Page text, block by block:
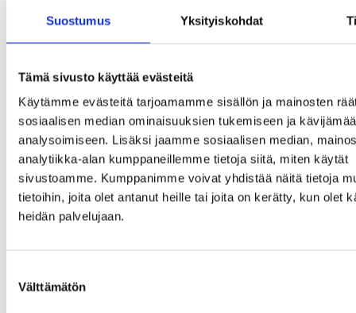
Suostumus Yksityiskohdat
Tämä sivusto käyttää evästeitä
Käytämme evästeitä tarjoamamme sisällön ja mainosten
sosiaalisen median ominaisuuksien tukemiseen ja
analysoimiseen. Lisäksi jaamme sosiaalisen median,
analytiikka-alan kumppaneillemme tietoja siitä, miten käytät
sivustoamme. Kumppanimme voivat yhdistää näitä tietoja
tietoihin, joita olet antanut heille tai joita on kerätty, kun olet
heidän palvelujaan.
valinta
Välttämätön
HITSAUSVARUSTEET
Hitsaushanskat ja käsineet
Hitsausmaskit
Raitisilma hitsausmaskit ja -puhaltimet
Palosuojatut työvaatteet
Suojaimet
Hitsausmaskit raitisilmapuhaltimella
Hitsausmaskien varaosat
Työvaatteet
Raitisilmapuhaltimien suodattimet ja varaosat
Hitsausverhot ja suojapeitteet
HITSAUSLISÄAINEET
HITSAUSLISÄAINEET
Hitsauspuikot haponkestävät 316, yliseostetut 309